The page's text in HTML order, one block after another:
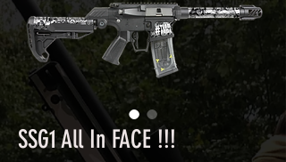
SSG1 All In FACE !!!